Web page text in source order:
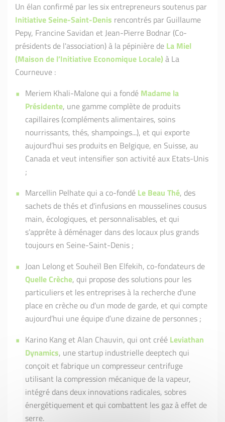
Un élan confirmé par les six entrepreneurs soutenus par
Initiative Seine-Saint-Denis rencontrés par Guillaume
Pepy, Francine Savidan et Jean-Pierre Bodnar (Co-
présidents de l'association) à la pépinière de La Miel
(Maison de l’Initiative Economique Locale)à La
Courneuve :
Meriem Khali-Malone qui a fondé Madame la
Présidente, une gamme complète de produits
capillaires (compléments alimentaires, soins
nourrissants, thés, shampoings...), et qui exporte
aujourd’hui ses produits en Belgique, en Suisse, au
Canada et veut intensifier son activité aux Etats-Unis
;
Marcellin Pelhate qui a co-fondé Le Beau Thé, des
sachets de thés et d'infusions en mousselines cousus
main, écologiques, et personnalisables, et qui
s’apprête à déménager dans des locaux plus grands
toujours en Seine-Saint-Denis ;
Joan Lelong et Souheïl Ben Elfekih, co-fondateurs de
Quelle Crèche, qui propose des solutions pour les
particuliers et les entreprises à la recherche d'une
place en crèche ou d'un mode de garde, et qui compte
aujourd’hui une équipe d’une dizaine de personnes ;
Karino Kang et Alan Chauvin, qui ont créé Leviathan
Dynamics, une startup industrielle deeptech qui
conçoit et fabrique un compresseur centrifuge
utilisant la compression mécanique de la vapeur,
intégré dans deux innovations radicales, sobres
énergétiquement et qui combattent les gaz à effet de
serre.